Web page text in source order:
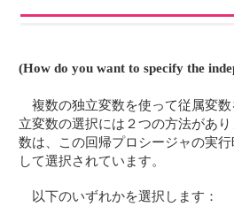
(How do you want to specify the
複数の独立変数を使って従属変
立変数の選択には２つの方法があ
数は、この回帰プロシージャの実
して選択されています。
以下のいずれかを選択します：